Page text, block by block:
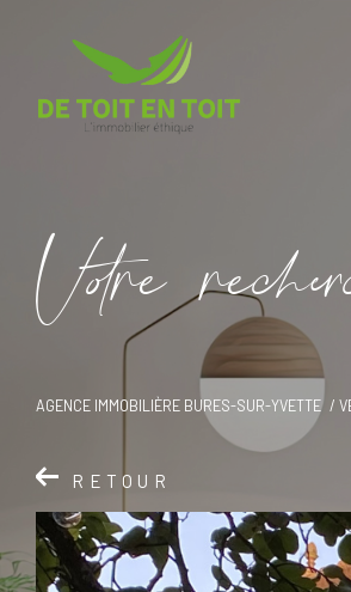
Vore rece
AGENCE IMMOBILIÈRE BURES-SUR-YVETTE
RETOUR